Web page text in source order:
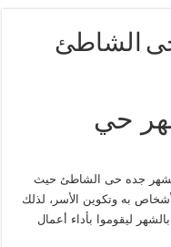
الشاطئ
حي
جده حى الشاطئ حيث
به وتكوين الأسر، لذلك
ليقوموا بأداء أعمال